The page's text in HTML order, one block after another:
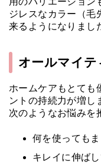
ジレスなカラー（毛
来るようになりまし
オールマイテ
ホームケアもとても
ントの持続力が増し
次のようなお悩みを
何を使っても
キレイに伸ば